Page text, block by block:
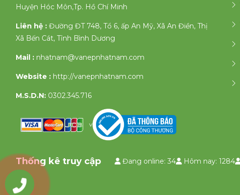
Huyện Hóc Môn,Tp. Hồ Chí Minh
Liên hệ : Đường ĐT 748, Tổ 6, ấp An Mỹ, Xã An Điền, Thị
Xã Bến Cát, Tỉnh Bình Dương
Mail : nhatnam@vanepnhatnam.com
Website : http://vanepnhatnam.com
M.S.D.N: 0302.345.716
v
Thống kê truy cập Đang online: 34 Hôm nay: 1284
0903335658